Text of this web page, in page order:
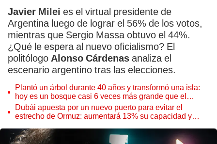
Javier Milei es el virtual presidente de
Argentina luego de lograr el 56% de los votos,
mientras que Sergio Massa obtuvo el 44%.
¿Qué le espera al nuevo oficialismo? El
politólogo Alonso Cárdenas analiza el
escenario argentino tras las elecciones.
Plantó un árbol durante 40 años y transformó una isla:
hoy es un bosque casi 6 veces más grande que el
Parque de las Leyendas
Dubái apuesta por un nuevo puerto para evitar el
estrecho de Ormuz: aumentará 13% su capacidad y